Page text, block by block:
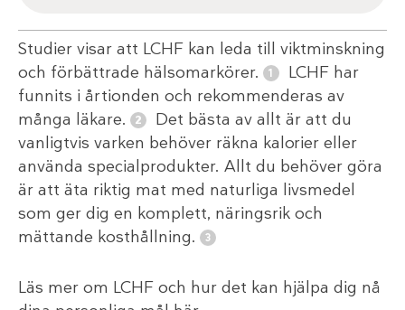
Studier visar att LCHF kan leda till viktminskning
och förbättrade hälsomarkörer.
LCHF har
funnits i årtionden och rekommenderas av
många läkare.
Det bästa av allt är att du
vanligtvis varken behöver räkna kalorier eller
använda specialprodukter. Allt du behöver göra
är att äta riktig mat med naturliga livsmedel
som ger dig en komplett, näringsrik och
mättande kosthållning.
Läs mer om LCHF och hur det kan hjälpa dig nå